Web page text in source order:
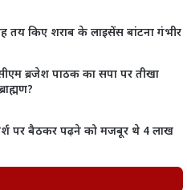
तय किए शराब के लाइसेंस बांटना गंभीर
सीएम ब्रजेश पाठक का सपा पर तीखा
पर बैठकर पढ़ने को मजबूर थे 4 लाख